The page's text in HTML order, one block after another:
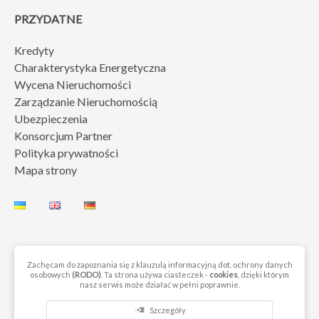
PRZYDATNE
Kredyty
Charakterystyka Energetyczna
Wycena Nieruchomości
Zarządzanie Nieruchomością
Ubezpieczenia
Konsorcjum Partner
Polityka prywatności
Mapa strony
© 2023 by Next Move Nieruchomości Gorzów. Wszelkie prawa
Zachęcam do zapoznania się z klauzulą informacyjną dot. ochrony danych
osobowych (RODO) . Ta strona używa ciasteczek - cookies , dzięki którym
nasz serwis może działać w pełni poprawnie.
read_more Szczegóły